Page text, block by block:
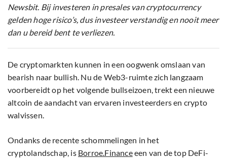
Newsbit. Bij investeren in presales van cryptocurrency
gelden hoge risico’s, dus investeer verstandig en nooit meer
dan u bereid bent te verliezen.
De cryptomarkten kunnen in een oogwenk omslaan van
bearish naar bullish. Nu de Web3-ruimte zich langzaam
voorbereidt op het volgende bullseizoen, trekt een nieuwe
altcoin de aandacht van ervaren investeerders en crypto
walvissen.
Ondanks de recente schommelingen in het
cryptolandschap, is Borroe.Financeeen van de top DeFi-